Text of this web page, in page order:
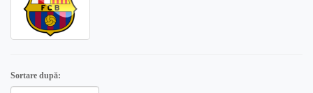
Sortare după: